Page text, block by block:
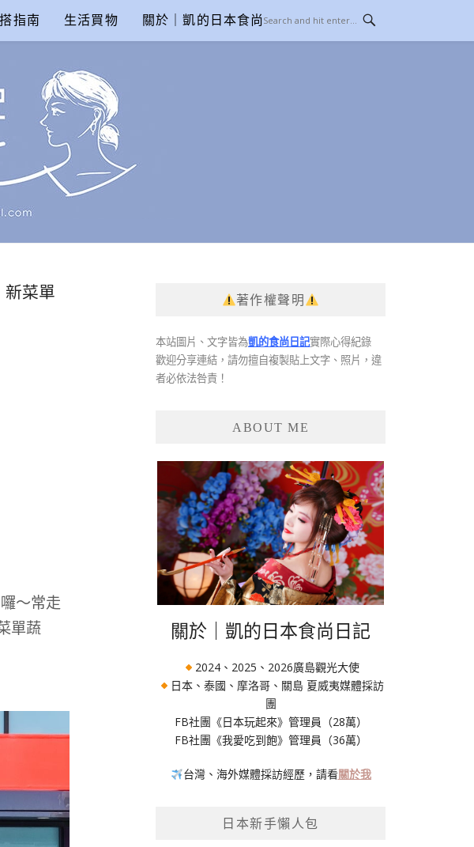
指南 生活買物 關於｜凱的日本食尚日記
新菜單
～常走
單蔬
著作權聲明
本站圖片、文字皆為凱的食尚日記實際心得紀錄
歡迎分享連結，請勿擅自複製貼上文字、照片，違
者必依法咎責！
ABOUT ME
關於｜凱的日本食尚日記
2024、2025、2026廣島觀光大使
日本、泰國、摩洛哥、關島 夏威夷媒體採訪
團
FB社團《日本玩起來》管理員（28萬）
FB社團《我愛吃到飽》管理員（36萬）
台灣、海外媒體採訪經歷，請看關於我
日本新手懶人包